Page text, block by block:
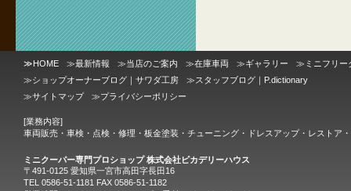
≫HOME ≫最新情報 ≫当店のご案内 ≫在庫車両 ≫ギャラリー ≫ ミニフリー
≫ショップオーナーブログ｜サワダ工房 ≫スタッフブログ｜P.dictionary
≫サイトマップ ≫プライバシーポリシー
[業務内容]
車両販売・車検・点検・修理・板金塗装・チューニング・ドレスアップ・レストア
ミニクーパー専門プロショップ 株式会社ピカデリーハウス
〒491-0125 愛知県一宮市高田字長田16
TEL 0586-51-1181 FAX 0586-51-1182